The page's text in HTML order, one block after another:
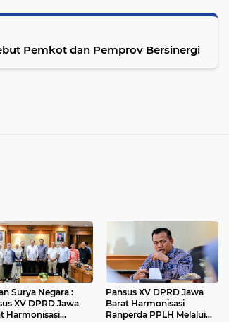
Pemkot dan Pemprov Bersinergi
Surya Negara :
XV DPRD Jawa
Harmonisasi
Pansus XV DPRD Jawa
Barat Harmonisasi
Ranperda PPLH Melalui